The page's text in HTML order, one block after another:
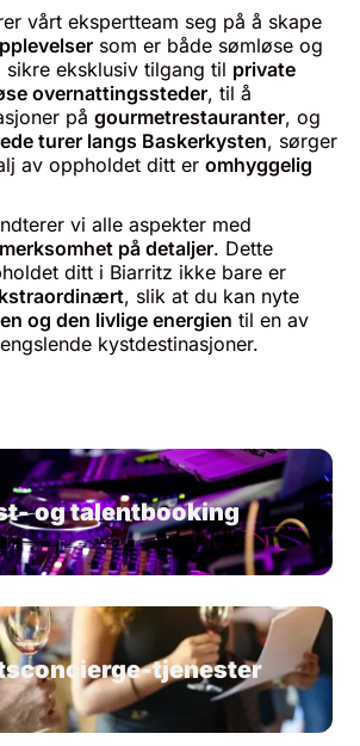
vårt ekspertteam seg på å skape
som er både sømløse og
sikre eksklusiv tilgang til private
overnattingssteder, til å
på gourmetrestauranter, og
turer langs Baskerkysten, sørger
av oppholdet ditt er omhyggelig
vi alle aspekter med
på detaljer. Dette
ditt i Biarritz ikke bare er
, slik at du kan nyte
og den livlige energien til en av
kystdestinasjoner.
og talentbooking
tjenester